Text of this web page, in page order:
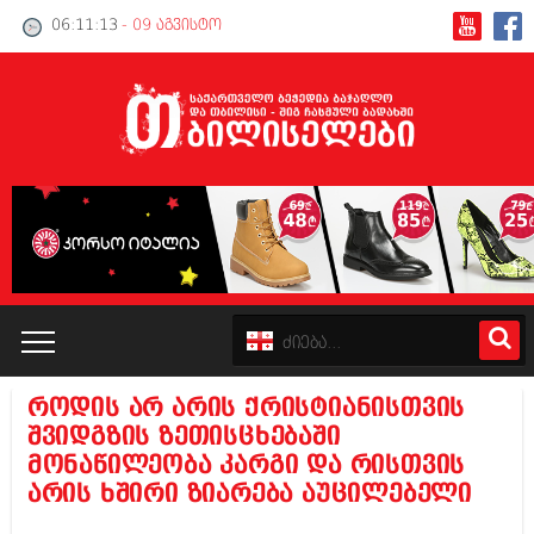
06:11:13 - 09 აგვისტო
კატალოგი
პოლიტიკა
როდის არ არის ქრისტიანისთვის
შვიდგზის ზეთისცხებაში
მონაწილეობა კარგი და რისთვის
არის ხშირი ზიარება აუცილებელი